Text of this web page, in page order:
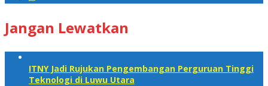
Jangan Lewatkan
ITNY Jadi Rujukan Pengembangan Perguruan Tinggi
Teknologi di Luwu Utara